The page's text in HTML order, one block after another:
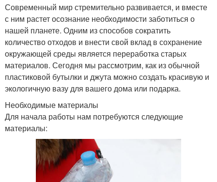
Современный мир стремительно развивается, и вместе
с ним растет осознание необходимости заботиться о
нашей планете. Одним из способов сократить
количество отходов и внести свой вклад в сохранение
окружающей среды является переработка старых
материалов. Сегодня мы рассмотрим, как из обычной
пластиковой бутылки и джута можно создать красивую и
экологичную вазу для вашего дома или подарка.
Необходимые материалы
Для начала работы нам потребуются следующие
материалы: